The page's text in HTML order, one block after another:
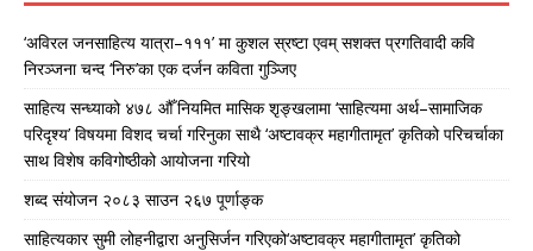
‘अविरल जनसाहित्य यात्रा–१११’ मा कुशल स्रष्टा एवम् सशक्त प्रगतिवादी कवि
निरञ्जना चन्द ‘निरु’का एक दर्जन कविता गुञ्जिए
साहित्य सन्ध्याको ४७८ औँ नियमित मासिक शृङ्खलामा ‘साहित्यमा अर्थ–सामाजिक
परिदृश्य’ विषयमा विशद चर्चा गरिनुका साथै ‘अष्टावक्र महागीतामृत’ कृतिको परिचर्चाका
साथ विशेष कविगोष्ठीको आयोजना गरियो
शब्द संयोजन २०८३ साउन २६७ पूर्णाङ्क
साहित्यकार सुमी लोहनीद्वारा अनुसिर्जन गरिएको‘अष्टावक्र महागीतामृत’ कृतिको